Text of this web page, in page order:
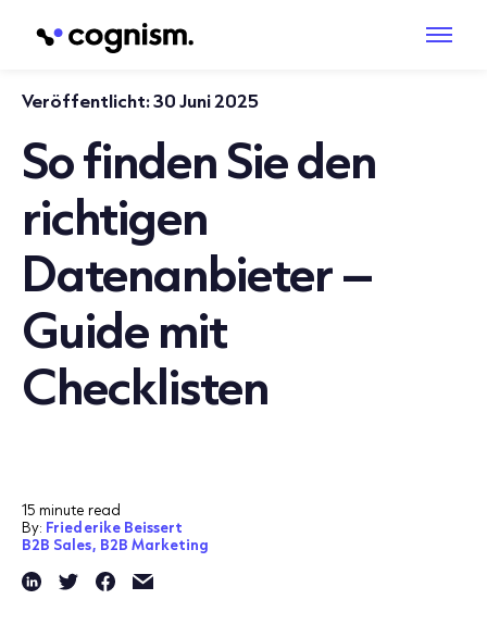
Veröffentlicht:30 Juni 2025
So finden Sie den
richtigen
Datenanbieter –
Guide mit
Checklisten
15 minute read
By: Friederike Beissert
B2B Sales, B2B Marketing